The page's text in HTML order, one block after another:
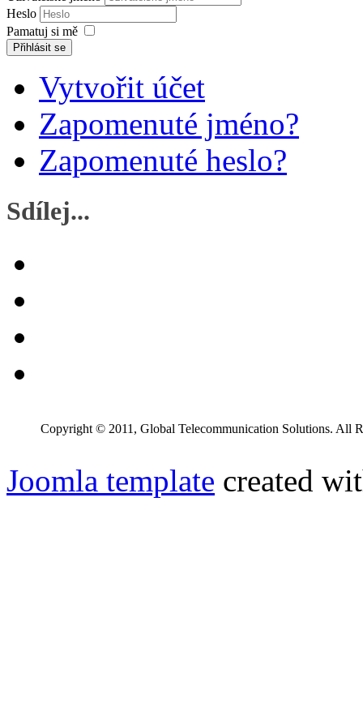
Heslo
Pamatuj si mě
Přihlásit se
Vytvořit účet
Zapomenuté jméno?
Zapomenuté heslo?
Sdílej...
Copyright © 2011, Global Telecommunication Solutions. All
Joomla template created